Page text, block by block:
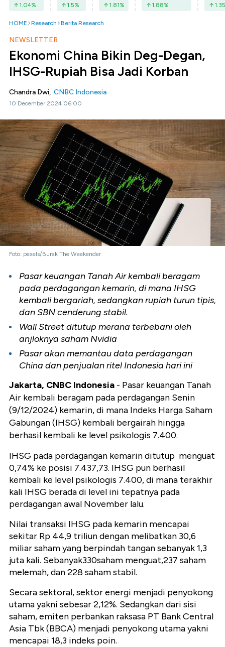
1.04% 1.5% 1.81% 1.88% 1.35
HOME Research Berita Research
NEWSLETTER
Ekonomi China Bikin Deg-Degan,
IHSG-Rupiah Bisa Jadi Korban
Chandra Dwi, CNBC Indonesia
10 December 2024 06:00
Foto: pexels/Burak The Weekender
Pasar keuangan Tanah Air kembali beragam
pada perdagangan kemarin, di mana IHSG
kembali bergariah, sedangkan rupiah turun tipis,
dan SBN cenderung stabil.
Wall Street ditutup merana terbebani oleh
anjloknya saham Nvidia
Pasar akan memantau data perdagangan
China dan penjualan ritel Indonesia hari ini
Jakarta, CNBC Indonesia - Pasar keuangan Tanah
Air kembali beragam pada perdagangan Senin
(9/12/2024) kemarin,di mana Indeks Harga Saham
Gabungan (IHSG) kembali bergairah hingga
berhasil kembali ke level psikologis 7.400.
IHSG pada perdagangan kemarin ditutup menguat
0,74% ke posisi 7.437,73. IHSG pun berhasil
kembali ke level psikologis 7.400, di mana terakhir
kali IHSG berada di level ini tepatnya pada
perdagangan awal November lalu.
Nilai transaksi IHSG pada kemarin mencapai
sekitar Rp 44,9 triliun dengan melibatkan 30,6
miliar saham yang berpindah tangan sebanyak 1,3
juta kali. Sebanyak330saham menguat,237 saham
melemah, dan 228 saham stabil.
Secara sektoral, sektor energi menjadi penyokong
utama yakni sebesar 2,12%. Sedangkan dari sisi
saham, emiten perbankan raksasa PT Bank Central
Asia Tbk (BBCA) menjadi penyokong utama yakni
mencapai 18,3 indeks poin.